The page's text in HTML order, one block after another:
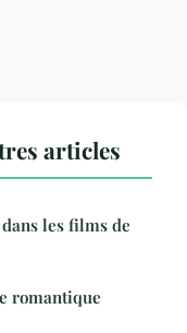
articles
les films de
romantique